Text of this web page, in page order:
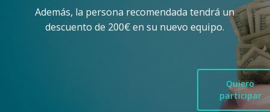
Además, la persona recomendada tendrá un
descuento de 200€ en su nuevo equipo.
Quiero
participar